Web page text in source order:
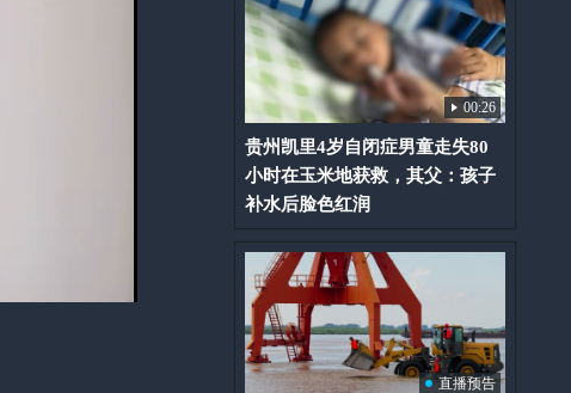
00:26
贵州凯里4岁自闭症男童走失80
小时在玉米地获救，其父：孩子
补水后脸色红润
直播预告